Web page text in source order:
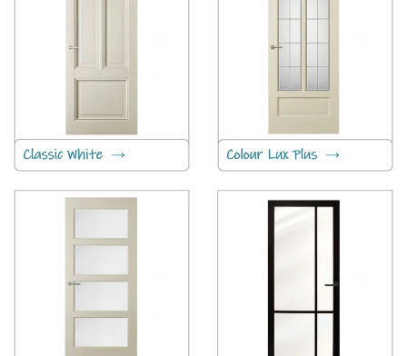
Classic White Colour Lux Plus